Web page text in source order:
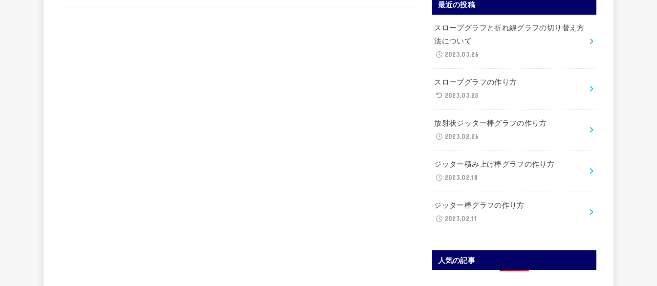
最近の投稿
スロープグラフと折れ線グラフの切り替え方
法について
2023.03.26
スロープグラフの作り方
2023.03.25
放射状ジッター棒グラフの作り方
2023.02.26
ジッター積み上げ棒グラフの作り方
2023.02.18
ジッター棒グラフの作り方
2023.02.11
人気の記事